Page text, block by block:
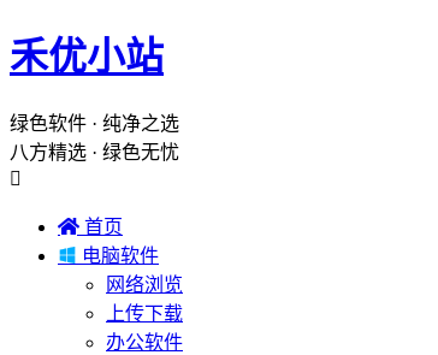
禾优小站
绿色软件 · 纯净之选
八方精选 · 绿色无忧

 首页
 电脑软件
网络浏览
上传下载
办公软件